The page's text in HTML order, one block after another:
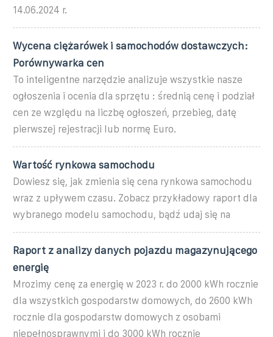
14.06.2024 r.
Wycena ciężarówek i samochodów dostawczych:
Porównywarka cen
To inteligentne narzędzie analizuje wszystkie nasze
ogłoszenia i ocenia dla sprzętu : średnią cenę i podział
cen ze względu na liczbę ogłoszeń, przebieg, datę
pierwszej rejestracji lub normę Euro.
Wartość rynkowa samochodu
Dowiesz się, jak zmienia się cena rynkowa samochodu
wraz z upływem czasu. Zobacz przykładowy raport dla
wybranego modelu samochodu, bądź udaj się na
Raport z analizy danych pojazdu magazynującego
energię
Mrozimy cenę za energię w 2023 r. do 2000 kWh rocznie
dla wszystkich gospodarstw domowych, do 2600 kWh
rocznie dla gospodarstw domowych z osobami
niepełnosprawnymi i do 3000 kWh rocznie